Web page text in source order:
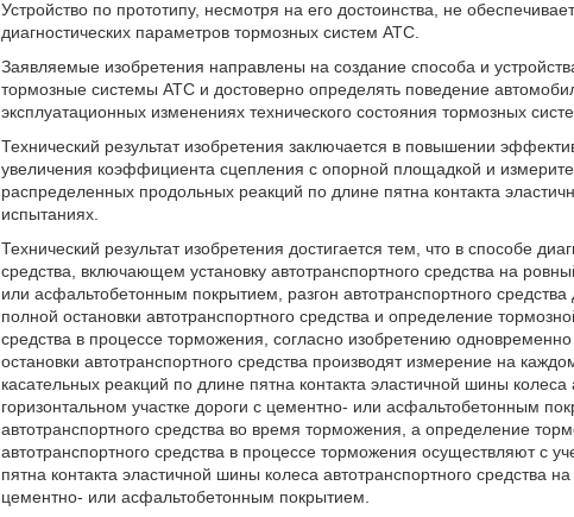
Устройство по прототипу, несмотря на его достоинства, не
диагностических параметров тормозных систем АТС.
Заявляемые изобретения направлены на создание способа и
тормозные системы АТС и достоверно определять поведение
эксплуатационных изменениях технического состояния тормозных
Технический результат изобретения заключается в повышении
увеличения коэффициента сцепления с опорной площадкой и
распределенных продольных реакций по длине пятна контакта
испытаниях.
Технический результат изобретения достигается тем, что в способе
средства, включающем установку автотранспортного средства на
или асфальтобетонным покрытием, разгон автотранспортного
полной остановки автотранспортного средства и определение
средства в процессе торможения, согласно изобретению
остановки автотранспортного средства производят измерение на
касательных реакций по длине пятна контакта эластичной шины
горизонтальном участке дороги с цементно- или асфальтобетонным
автотранспортного средства во время торможения, а определение
автотранспортного средства в процессе торможения осуществляют с
пятна контакта эластичной шины колеса автотранспортного средства
цементно- или асфальтобетонным покрытием.